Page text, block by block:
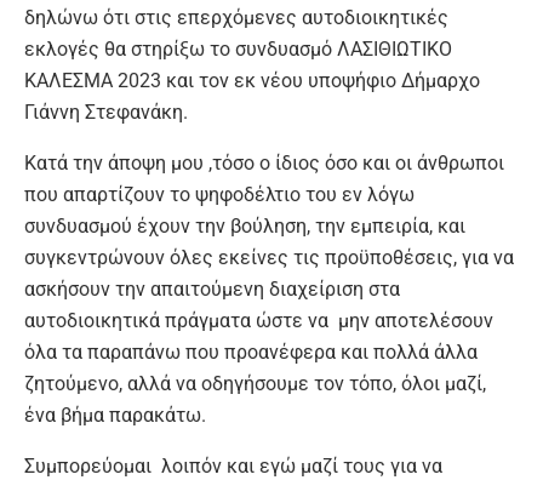
δηλώνω ότι στις επερχόμενες αυτοδιοικητικές
εκλογές θα στηρίξω το συνδυασμό ΛΑΣΙΘΙΩΤΙΚΟ
ΚΑΛΕΣΜΑ 2023 και τον εκ νέου υποψήφιο Δήμαρχο
Γιάννη Στεφανάκη.
Κατά την άποψη μου ,τόσο ο ίδιος όσο και οι άνθρωποι
που απαρτίζουν το ψηφοδέλτιο του εν λόγω
συνδυασμού έχουν την βούληση, την εμπειρία, και
συγκεντρώνουν όλες εκείνες τις προϋποθέσεις, για να
ασκήσουν την απαιτούμενη διαχείριση στα
αυτοδιοικητικά πράγματα ώστε να μην αποτελέσουν
όλα τα παραπάνω που προανέφερα και πολλά άλλα
ζητούμενο, αλλά να οδηγήσουμε τον τόπο, όλοι μαζί,
ένα βήμα παρακάτω.
Συμπορεύομαι λοιπόν και εγώ μαζί τους για να